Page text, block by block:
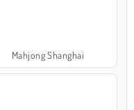
Mahjong Shanghai